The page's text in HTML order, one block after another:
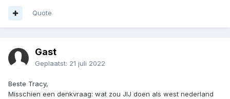
Quote
Gast
Geplaatst: 21 juli 2022
Beste Tracy,
Misschien een denkvraag: wat zou JIJ doen als west nederland